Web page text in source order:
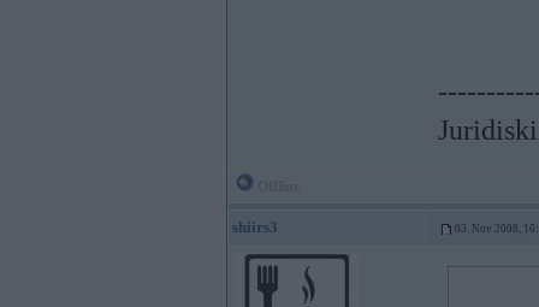
shiirs3 03. Nov 2008,